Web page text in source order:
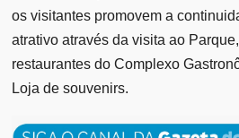
os visitantes promovem a
atrativo através da visita ao
restaurantes do Complexo
Loja de souvenirs.